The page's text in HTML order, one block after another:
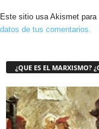
Este sitio usa Akismet para
datos de tus comentarios.
¿QUE ES EL MARXISMO?